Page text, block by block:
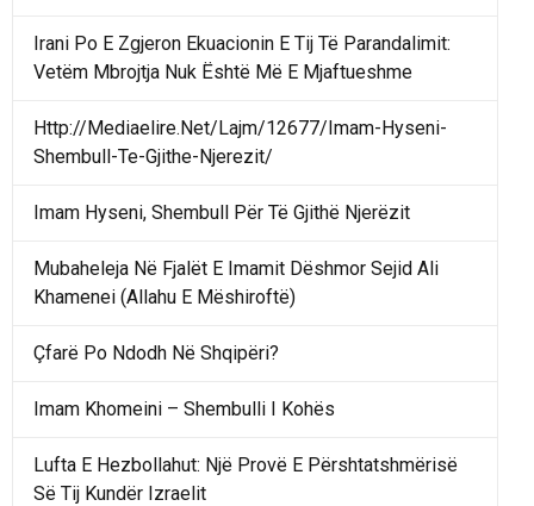
Irani Po E Zgjeron Ekuacionin E Tij Të Parandalimit:
Vetëm Mbrojtja Nuk Është Më E Mjaftueshme
Http://Mediaelire.Net/Lajm/12677/Imam-Hyseni-
Shembull-Te-Gjithe-Njerezit/
Imam Hyseni, Shembull Për Të Gjithë Njerëzit
Mubaheleja Në Fjalët E Imamit Dëshmor Sejid Ali
Khamenei (Allahu E Mëshiroftë)
Çfarë Po Ndodh Në Shqipëri?
Imam Khomeini – Shembulli I Kohës
Lufta E Hezbollahut: Një Provë E Përshtatshmërisë
Së Tij Kundër Izraelit